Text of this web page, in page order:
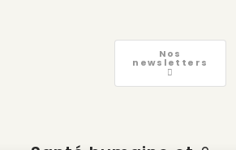
Nos
newsletters